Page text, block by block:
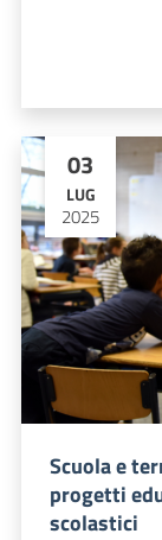
03
LUG
2025
Scuola e
progetti
scolastici